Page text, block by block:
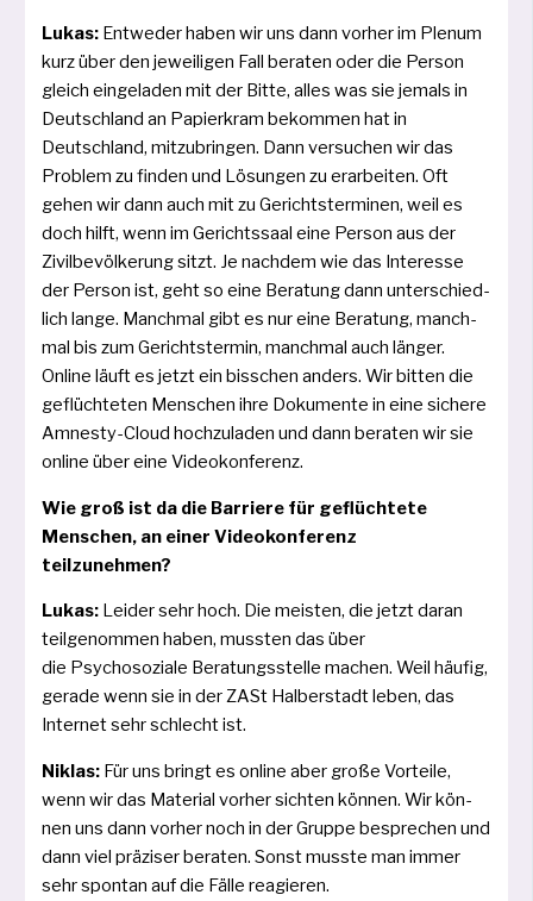
Lukas: Entweder haben wir uns dann vor­her im Plenum
kurz über den jewei­li­gen Fall bera­ten oder die Person
gleich ein­ge­la­den mit der Bitte, alles was sie jemals in
Deutschland an Papierkram bekom­men hat in
Deutschland, mit­zu­brin­gen. Dann ver­su­chen wir das
Problem zu fin­den und Lösungen zu erar­bei­ten. Oft
gehen wir dann auch mit zu Gerichtsterminen, weil es
doch hilft, wenn im Gerichtssaal eine Person aus der
Zivilbevölkerung sitzt. Je nach­dem wie das Interesse
der Person ist, geht so eine Beratung dann unter­schied­
lich lan­ge. Manchmal gibt es nur eine Beratung, manch­
mal bis zum Gerichtstermin, manch­mal auch län­ger.
Online läuft es jetzt ein biss­chen anders. Wir bit­ten die
geflüch­te­ten Menschen ihre Dokumente in eine siche­re
Amnesty-Cloud hoch­zu­la­den und dann bera­ten wir sie
online über eine Videokonferenz.
Wie groß ist da die Barriere für geflüch­te­te
Menschen, an einer Videokonferenz
teilzunehmen?
Lukas: Leider sehr hoch. Die meis­ten, die jetzt dar­an
teil­ge­nom­men haben, muss­ten das über
die Psychosoziale Beratungsstelle machen. Weil häu­fig,
gera­de wenn sie in der ZASt Halberstadt leben, das
Internet sehr schlecht ist.
Niklas: Für uns bringt es online aber gro­ße Vorteile,
wenn wir das Material vor­her sich­ten kön­nen. Wir kön­
nen uns dann vor­her noch in der Gruppe bespre­chen und
dann viel prä­zi­ser bera­ten. Sonst muss­te man immer
sehr spon­tan auf die Fälle reagieren.